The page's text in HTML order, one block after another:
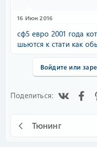
16 Июн 2016
сф5 евро 2001 года
шьются к стати как
Войдите или
Поделиться:
Тюнинг